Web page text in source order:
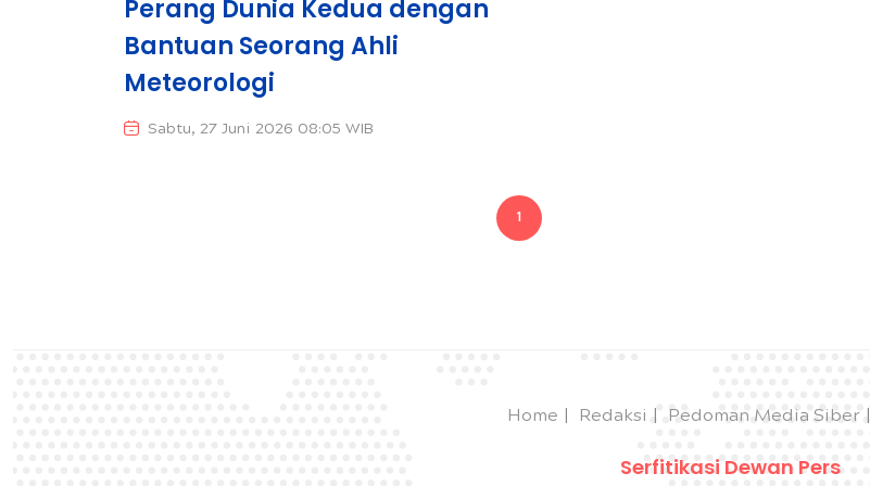
Perang Dunia Kedua dengan
Bantuan Seorang Ahli
Meteorologi
Sabtu, 27 Juni 2026 08:05 WIB
1
Home Redaksi Pedoman Media Siber
Serfitikasi Dewan Pers